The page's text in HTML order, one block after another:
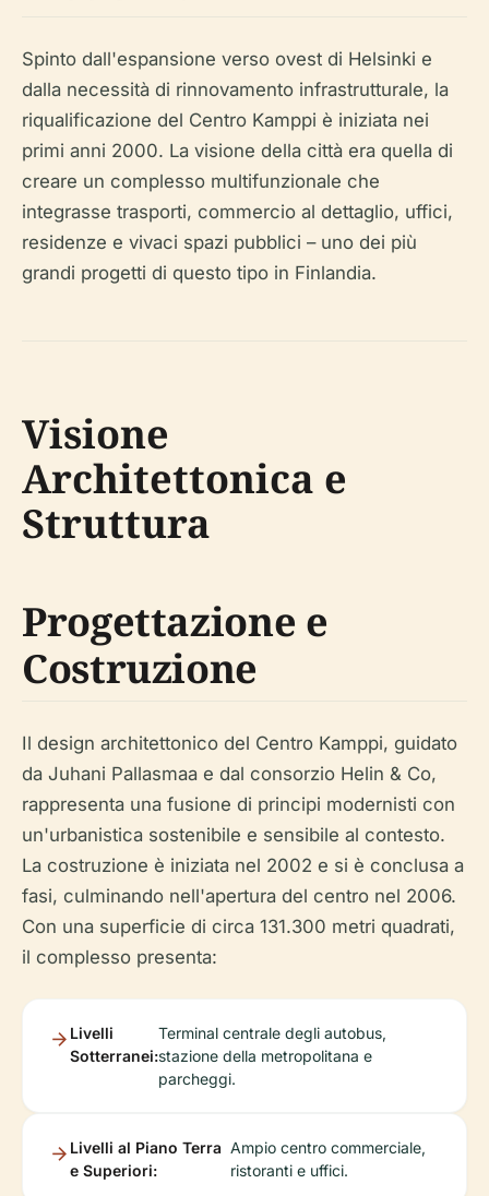
Spinto dall'espansione verso ovest di Helsinki e
dalla necessità di rinnovamento infrastrutturale, la
riqualificazione del Centro Kamppi è iniziata nei
primi anni 2000. La visione della città era quella di
creare un complesso multifunzionale che
integrasse trasporti, commercio al dettaglio, uffici,
residenze e vivaci spazi pubblici – uno dei più
grandi progetti di questo tipo in Finlandia.
Visione
Architettonica e
Struttura
Progettazione e
Costruzione
Il design architettonico del Centro Kamppi, guidato
da Juhani Pallasmaa e dal consorzio Helin & Co,
rappresenta una fusione di principi modernisti con
un'urbanistica sostenibile e sensibile al contesto.
La costruzione è iniziata nel 2002 e si è conclusa a
fasi, culminando nell'apertura del centro nel 2006.
Con una superficie di circa 131.300 metri quadrati,
il complesso presenta:
Livelli
Sotterranei:
Terminal centrale degli autobus,
stazione della metropolitana e
parcheggi.
Livelli al Piano Terra
e Superiori:
Ampio centro commerciale,
ristoranti e uffici.